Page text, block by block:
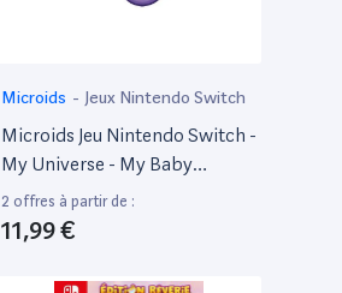
Microids - Jeux Nintendo Switch
Microids Jeu Nintendo Switch -
My Universe - My Baby
Dragon - En Boîte - Arcade -
Pegi 3+
2 offres à partir de :
11,99 €